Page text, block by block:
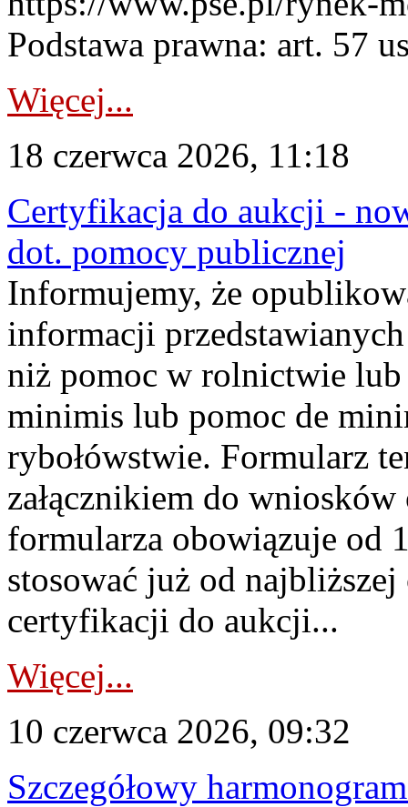
Podstawa prawna: art. 57
Więcej...
18 czerwca 2026, 11:18
Certyfikacja do aukcji -
dot. pomocy publicznej
Informujemy, że
informacji
niż pomoc w rolnictwie lub
minimis lub pomoc de
rybołówstwie. Formularz
załącznikiem do
formularza obowiązuje od
stosować już od
certyfikacji do aukcji...
Więcej...
10 czerwca 2026, 09:32
Szczegółowy